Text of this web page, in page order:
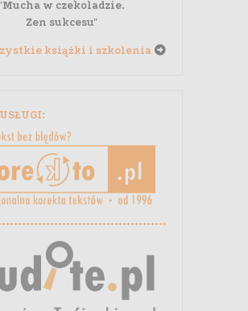
"Mucha w czekoladzie.
Zen sukcesu"
książki i szkolenia